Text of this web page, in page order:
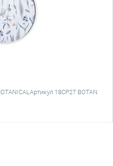
18CP27 BOTAN